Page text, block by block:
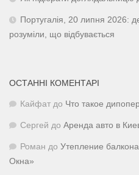
Португалія, 20 липня 2026:
розуміли, що відбувається
ОСТАННІ КОМЕНТАРІ
Кайфат до Что такое
Сергей до Аренда авто в
Роман до Утепление
Окна»